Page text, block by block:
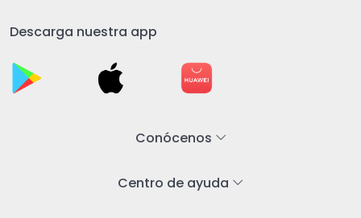
Descarga nuestra app
Conócenos
Centro de ayuda